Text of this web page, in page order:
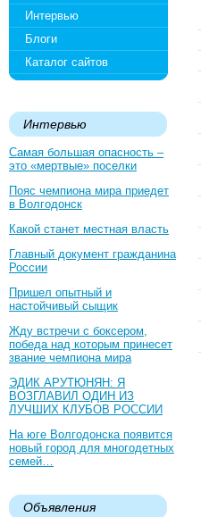
Интервью
Блоги
Каталог сайтов
Интервью
Самая большая опасность –
это «мертвые» поселки
Пояс чемпиона мира приедет
в Волгодонск
Какой станет местная власть
Главный документ гражданина
России
Пришел опытный и
настойчивый сыщик
Жду встречи с боксером,
победа над которым принесет
звание чемпиона мира
ЭДИК АРУТЮНЯН: Я
ВОЗГЛАВИЛ ОДИН ИЗ
ЛУЧШИХ КЛУБОВ РОССИИ
На юге Волгодонска появится
новый город для многодетных
семей…
Объявления